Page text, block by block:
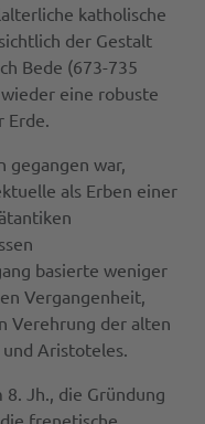
katholische
der Gestalt
Bede (673-735
eine robuste
Erde.
gegangen war,
als Erben einer
basierte weniger
Vergangenheit,
Verehrung der alten
Aristoteles.
8. Jh., die Gründung